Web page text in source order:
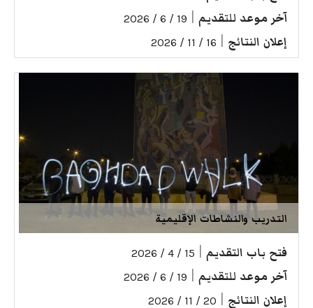
آخر موعد للتقديم 19 / 6 / 2026
إعلان النتائج 16 / 11 / 2026
التدريب والنشاطات الإقليمية
فتح باب التقديم 15 / 4 / 2026
آخر موعد للتقديم 19 / 6 / 2026
إعلان النتائج 20 / 11 / 2026